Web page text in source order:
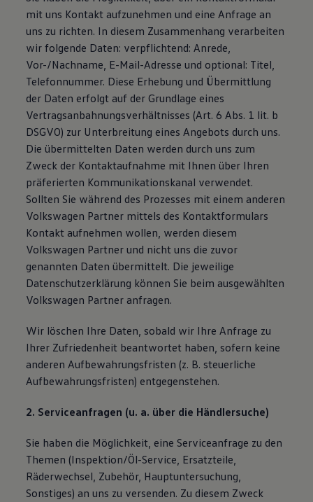
Magazin
Lifestyle
Transport
Familie
Elektromobilität
Volkswagen R
Pannen- und Unfallhilfe
Volkswagen Kundenbetreuung
mit uns Kontakt aufzunehmen und eine Anfrage an
uns zu richten. In diesem Zusammenhang verarbeiten
wir folgende Daten: verpflichtend: Anrede,
Vor-/Nachname, E-Mail-Adresse und optional: Titel,
Telefonnummer. Diese Erhebung und Übermittlung
der Daten erfolgt auf der Grundlage eines
Vertragsanbahnungsverhältnisses (Art. 6 Abs. 1 lit. b
DSGVO) zur Unterbreitung eines Angebots durch uns.
Die übermittelten Daten werden durch uns zum
Zweck der Kontaktaufnahme mit Ihnen über Ihren
präferierten Kommunikationskanal verwendet.
Sollten Sie während des Prozesses mit einem anderen
Volkswagen Partner mittels des Kontaktformulars
Kontakt aufnehmen wollen, werden diesem
Volkswagen Partner und nicht uns die zuvor
genannten Daten übermittelt. Die jeweilige
Datenschutzerklärung können Sie beim ausgewählten
Volkswagen Partner anfragen.
Wir löschen Ihre Daten, sobald wir Ihre Anfrage zu
Ihrer Zufriedenheit beantwortet haben, sofern keine
anderen Aufbewahrungsfristen (z. B. steuerliche
Aufbewahrungsfristen) entgegenstehen.
2. Serviceanfragen (u. a. über die Händlersuche)
Sie haben die Möglichkeit, eine Serviceanfrage zu den
Themen (Inspektion/Öl-Service, Ersatzteile,
Räderwechsel, Zubehör, Hauptuntersuchung,
Sonstiges) an uns zu versenden. Zu diesem Zweck